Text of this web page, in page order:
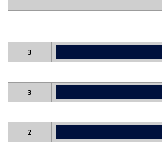
3
3
2